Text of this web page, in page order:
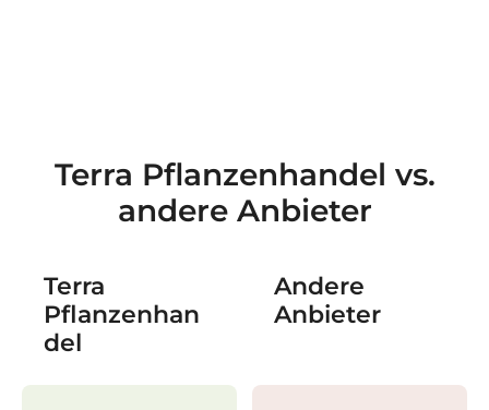
Terra Pflanzenhandel vs.
andere Anbieter
Terra
Pflanzenhan
del
Andere
Anbieter